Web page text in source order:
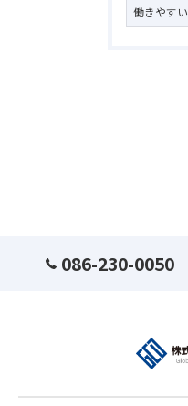
働きやすい
086-230-0050